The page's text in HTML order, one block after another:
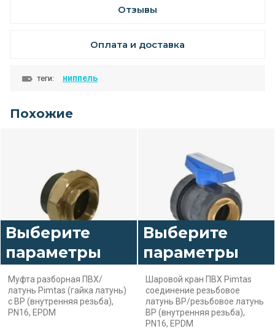
Отзывы
Оплата и доставка
теги: ниппель
Похожие
Выберите
параметры
Муфта разборная ПВХ/
латунь Pimtas (гайка латунь)
с ВР (внутренняя резьба),
PN16, EPDM
Выберите
параметры
Шаровой кран ПВХ Pimtas
соединение резьбовое
латунь ВР/резьбовое латунь
ВР (внутренняя резьба),
PN16, EPDM